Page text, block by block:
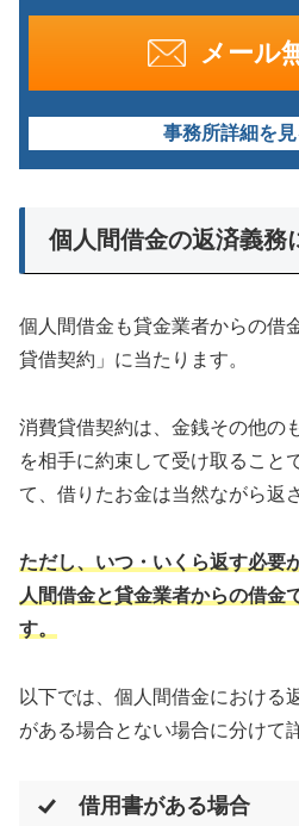
メール
事務所詳細を見
個人間借金の返済義務
個人間借金も貸金業者からの借
貸借契約」に当たります。
消費貸借契約は、金銭その他の
を相手に約束して受け取ること
て、借りたお金は当然ながら返
ただし、いつ・いくら返す必要
人間借金と貸金業者からの借金
す。
以下では、個人間借金における
がある場合とない場合に分けて
借用書がある場合